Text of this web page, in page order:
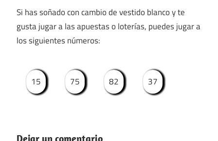
Si has soñado con cambio de vestido blanco y te
gusta jugar a las apuestas o loterías, puedes jugar a
los siguientes números:
15 75 82 37
Dejar un comentario